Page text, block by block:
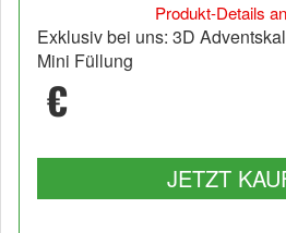
Produkt-Details
Exklusiv bei uns: 3D
Mini Füllung
€
JETZT